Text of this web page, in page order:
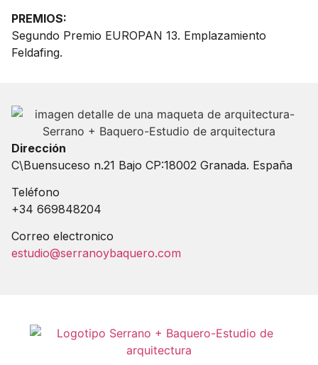
PREMIOS:
Segundo Premio EUROPAN 13. Emplazamiento
Feldafing.
Dirección
C\Buensuceso n.21 Bajo CP:18002 Granada. España
Teléfono
+34 669848204
Correo electronico
estudio@serranoybaquero.com